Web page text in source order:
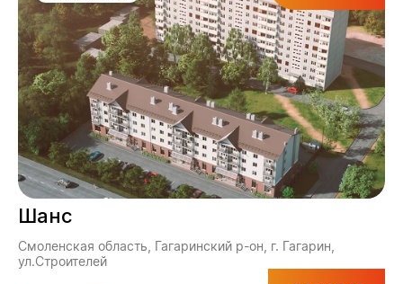
Шанс
Смоленская область, Гагаринский р-он, г. Гагарин,
ул.Строителей